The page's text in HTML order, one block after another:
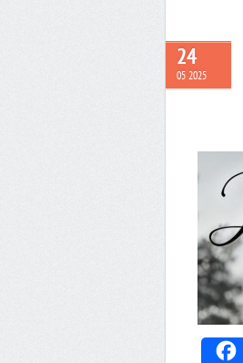
24
05 2025